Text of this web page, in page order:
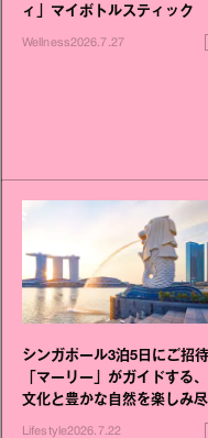
ィ」マイボトルスティック
いこと毎日》シリーズが誕生
Wellness2026.7.27
シンガポール3泊5日にご招待
「マーリー」がガイドする
文化と豊かな自然を楽しみ
Lifestyle2026.7.22